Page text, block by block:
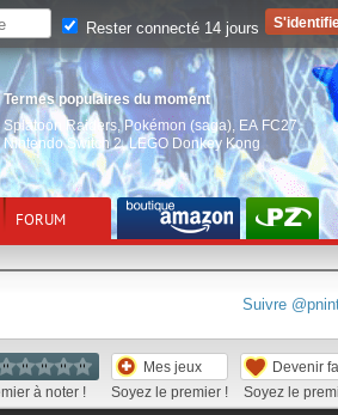
Termes populaires du moment
Splatoon Raiders, Pokémon (saga) EA FC27,
Nintendo Switch 2,LEGO Donkey Kong
FORUM
Suivre
à noter !
Mes jeux
Soyez le premier !
Devenir
Soyez le
Rester connecté 14 jours